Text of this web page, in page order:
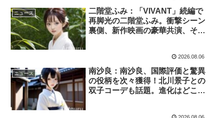
ニュース
二階堂ふみ：「VIVANT」続編で
再脚光の二階堂ふみ。衝撃シーン
裏側、新作映画の豪華共演、そし
2026.08.06
ニュース
南沙良：南沙良、国際評価と驚異
の役柄を次々獲得！北川景子との
双子コーデも話題。進化はどこま
2026.08.06